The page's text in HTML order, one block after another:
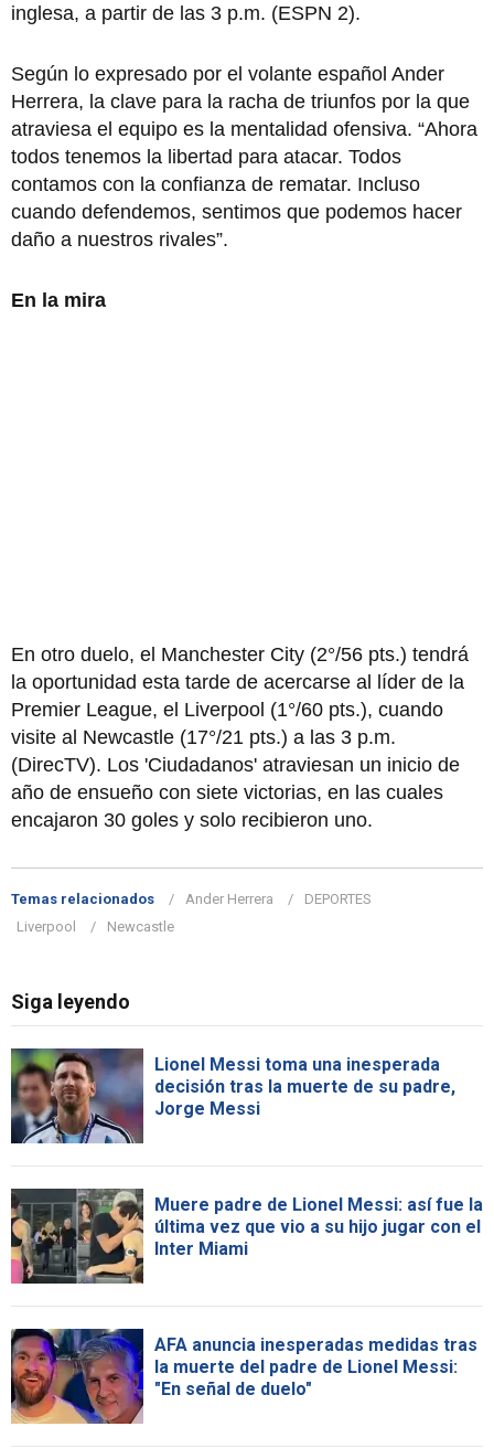
inglesa, a partir de las 3 p.m. (ESPN 2).
Según lo expresado por el volante español Ander
Herrera, la clave para la racha de triunfos por la que
atraviesa el equipo es la mentalidad ofensiva. “Ahora
todos tenemos la libertad para atacar. Todos
contamos con la confianza de rematar. Incluso
cuando defendemos, sentimos que podemos hacer
daño a nuestros rivales”.
En la mira
En otro duelo, el Manchester City (2°/56 pts.) tendrá
la oportunidad esta tarde de acercarse al líder de la
Premier League, el Liverpool (1°/60 pts.), cuando
visite al Newcastle (17°/21 pts.) a las 3 p.m.
(DirecTV). Los 'Ciudadanos' atraviesan un inicio de
año de ensueño con siete victorias, en las cuales
encajaron 30 goles y solo recibieron uno.
Temas relacionados Ander Herrera
DEPORTES
Liverpool
Newcastle
Siga leyendo
Lionel Messi toma una inesperada
decisión tras la muerte de su padre,
Jorge Messi
Muere padre de Lionel Messi: así fue la
última vez que vio a su hijo jugar con el
Inter Miami
AFA anuncia inesperadas medidas tras
la muerte del padre de Lionel Messi:
"En señal de duelo"